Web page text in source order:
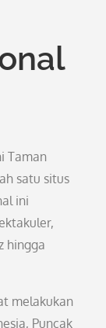
Taman
satu situs
ini
hingga
melakukan
Puncak